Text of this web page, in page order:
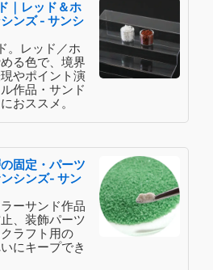
｜レッド＆ホ
ンズ - サンシ
。レッド／ホ
る色で、境界
やポイント演
作品・サンド
おススメ。
固定・パーツ
シンズ- サン
ーサンド作品
、装飾パーツ
ラフト用の
にキープでき